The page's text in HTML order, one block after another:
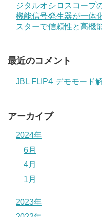
ジタルオシロスコープ
機能信号発生器が一体
スターで信頼性と高機
最近のコメント
JBL FLIP4 デモモード
アーカイブ
2024年
6月
4月
1月
2023年